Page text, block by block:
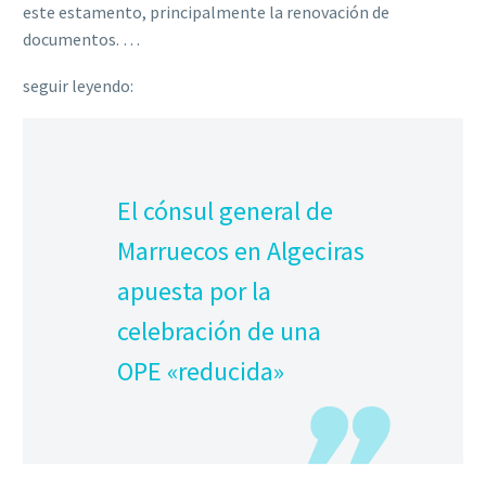
este estamento, principalmente la renovación de
documentos. …
seguir leyendo:
El cónsul general de
Marruecos en Algeciras
apuesta por la
celebración de una
OPE «reducida»